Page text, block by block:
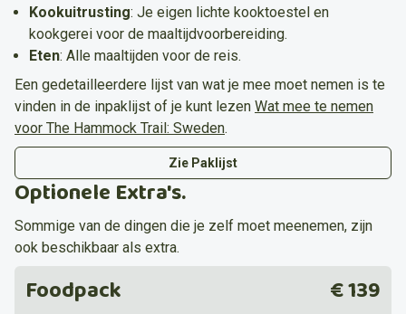
Kookuitrusting: Je eigen lichte kooktoestel en
kookgerei voor de maaltijdvoorbereiding.
Eten: Alle maaltijden voor de reis.
Een gedetailleerdere lijst van wat je mee moet nemen is te
vinden in de inpaklijst of je kunt lezen Wat mee te nemen
voor The Hammock Trail: Sweden.
Zie Paklijst
Optionele Extra's.
Sommige van de dingen die je zelf moet meenemen, zijn
ook beschikbaar als extra.
Foodpack € 139